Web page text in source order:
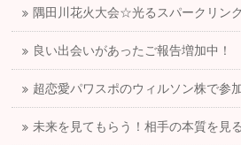
隅田川花火大会☆光るスパークリン
良い出会いがあったご報告増加中！
超恋愛パワスポのウィルソン株で参
未来を見てもらう！相手の本質を見